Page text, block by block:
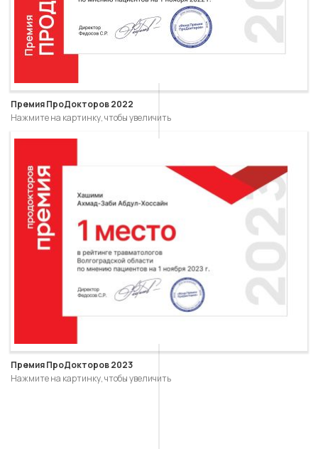
Премия ПроДокторов 2022
Нажмите на картинку, чтобы увеличить
Премия ПроДокторов 2023
Нажмите на картинку, чтобы увеличить